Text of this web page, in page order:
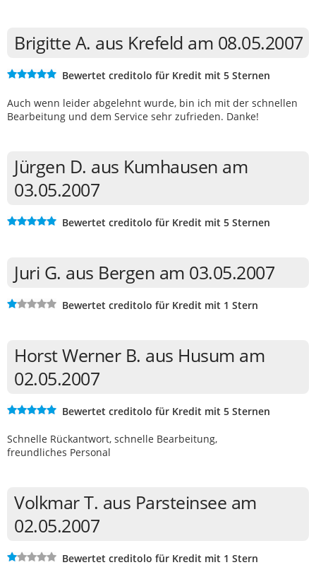
Brigitte A. aus Krefeld am 08.05.2007
Bewertet creditolo für Kredit mit 5 Sternen
Auch wenn leider abgelehnt wurde, bin ich mit der schnellen
Bearbeitung und dem Service sehr zufrieden. Danke!
Jürgen D. aus Kumhausen am
03.05.2007
Bewertet creditolo für Kredit mit 5 Sternen
Juri G. aus Bergen am 03.05.2007
Bewertet creditolo für Kredit mit 1 Stern
Horst Werner B. aus Husum am
02.05.2007
Bewertet creditolo für Kredit mit 5 Sternen
Schnelle Rückantwort, schnelle Bearbeitung,
freundliches Personal
Volkmar T. aus Parsteinsee am
02.05.2007
Bewertet creditolo für Kredit mit 1 Stern